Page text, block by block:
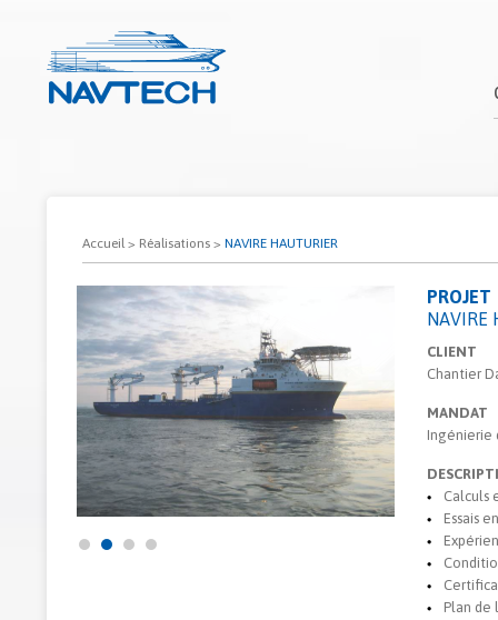
Accueil > Réalisations > NAVIRE HAUTURIER
PROJET
NAVIRE
CLIENT
Chantier
MANDAT
Ingénierie
Calculs
Essais
Plan de